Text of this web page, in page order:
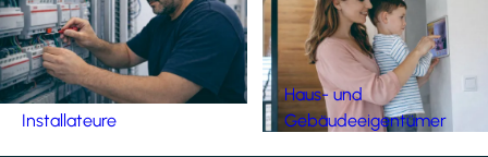
Installateure
Haus- und
Gebäudeeigentümer